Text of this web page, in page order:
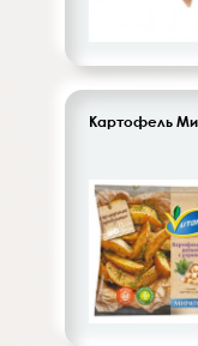
Картофель